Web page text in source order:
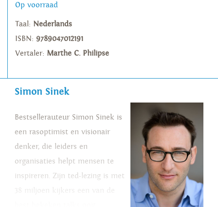
Op voorraad
Taal: Nederlands
ISBN: 9789047012191
Vertaler: Marthe C. Philipse
Simon Sinek
Bestsellerauteur Simon Sinek is
een rasoptimist en visionair
denker, die leiders en
organisaties helpt mensen te
inspireren. Zijn ted-lezing is met